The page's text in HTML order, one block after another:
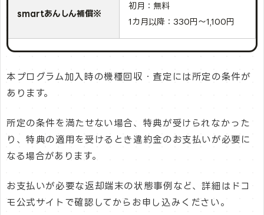
smartあんしん補償※
初月：無料
1カ月以降：330円～1,100円
本プログラム加入時の機種回収・査定には所定の条件が
あります。
所定の条件を満たせない場合、特典が受けられなかった
り、特典の適用を受けるとき違約金のお支払いが必要に
なる場合があります。
お支払いが必要な返却端末の状態事例など、詳細はドコ
モ公式サイトで確認してからお申し込みください。